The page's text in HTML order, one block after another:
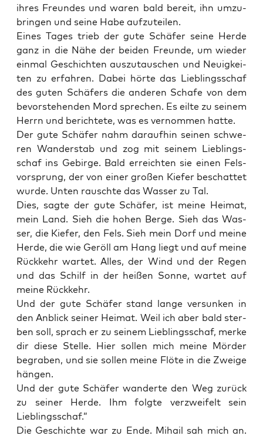
ihres Freun­des und waren bald bereit, ihn umzu­
brin­gen und sei­ne Habe aufzuteilen.
Eines Tages trieb der gute Schä­fer sei­ne Her­de
ganz in die Nähe der bei­den Freun­de, um wie­der
ein­mal Geschich­ten aus­zu­tau­schen und Neu­ig­kei­
ten zu erfah­ren. Dabei hör­te das Lieb­lings­schaf
des guten Schä­fers die ande­ren Scha­fe von dem
bevor­ste­hen­den Mord spre­chen. Es eil­te zu sei­nem
Herrn und berich­te­te, was es ver­nom­men hatte.
Der gute Schä­fer nahm dar­auf­hin sei­nen schwe­
ren Wan­der­stab und zog mit sei­nem Lieb­lings­
schaf ins Gebir­ge. Bald erreich­ten sie einen Fels­
vor­sprung, der von einer gro­ßen Kie­fer beschat­tet
wur­de. Unten rausch­te das Was­ser zu Tal.
Dies, sag­te der gute Schä­fer, ist mei­ne Hei­mat,
mein Land. Sieh die hohen Ber­ge. Sieh das Was­
ser, die Kie­fer, den Fels. Sieh mein Dorf und mei­ne
Her­de, die wie Geröll am Hang liegt und auf mei­ne
Rück­kehr war­tet. Alles, der Wind und der Regen
und das Schilf in der hei­ßen Son­ne, war­tet auf
mei­ne Rückkehr.
Und der gute Schä­fer stand lan­ge ver­sun­ken in
den Anblick sei­ner Hei­mat. Weil ich aber bald ster­
ben soll, sprach er zu sei­nem Lieb­lings­schaf, mer­ke
dir die­se Stel­le. Hier sol­len mich mei­ne Mör­der
begra­ben, und sie sol­len mei­ne Flö­te in die Zwei­ge
hängen.
Und der gute Schä­fer wan­der­te den Weg zurück
zu sei­ner Her­de. Ihm folg­te ver­zwei­felt sein
Lieblingsschaf.”
Die Geschich­te war zu Ende. Mihail sah mich an.